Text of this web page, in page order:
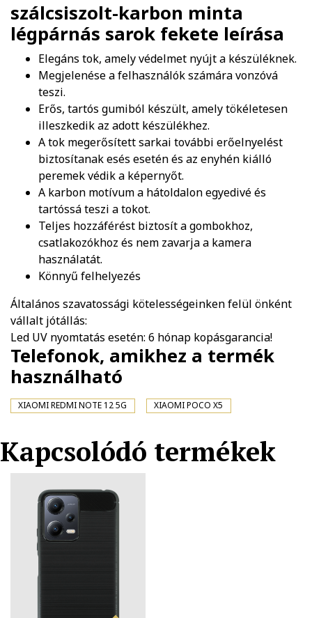
szálcsiszolt-karbon minta
légpárnás sarok fekete leírása
Elegáns tok, amely védelmet nyújt a készüléknek.
Megjelenése a felhasználók számára vonzóvá
teszi.
Erős, tartós gumiból készült, amely tökéletesen
illeszkedik az adott készülékhez.
A tok megerősített sarkai további erőelnyelést
biztosítanak esés esetén és az enyhén kiálló
peremek védik a képernyőt.
A karbon motívum a hátoldalon egyedivé és
tartóssá teszi a tokot.
Teljes hozzáférést biztosít a gombokhoz,
csatlakozókhoz és nem zavarja a kamera
használatát.
Könnyű felhelyezés
Általános szavatossági kötelességeinken felül önként
vállalt jótállás:
Led UV nyomtatás esetén: 6 hónap kopásgarancia!
Telefonok, amikhez a termék
használható
XIAOMI REDMI NOTE 12 5G XIAOMI POCO X5
Kapcsolódó termékek